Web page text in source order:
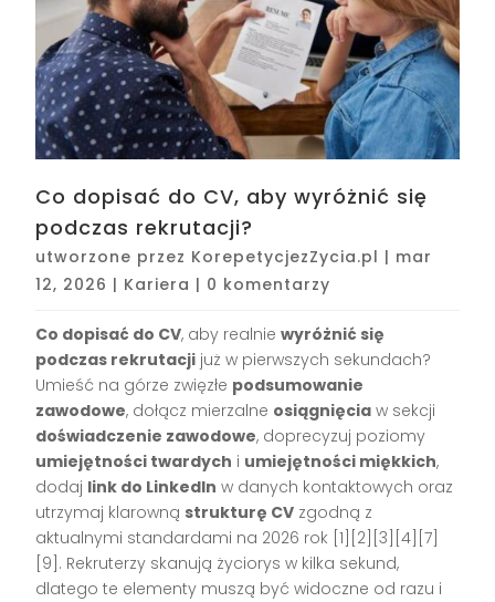
Co dopisać do CV, aby wyróżnić się
podczas rekrutacji?
utworzone przez KorepetycjezZycia.pl | mar
12, 2026 | Kariera | 0 komentarzy
Co dopisać do CV, aby realniewyróżnić się
podczas rekrutacji już w pierwszych sekundach?
Umieść na górze zwięzłe podsumowanie
zawodowe, dołącz mierzalne osiągnięcia w sekcji
doświadczenie zawodowe, doprecyzuj poziomy
umiejętności twardych i umiejętności miękkich,
dodaj link do LinkedIn w danych kontaktowych oraz
utrzymaj klarowną strukturę CV zgodną z
aktualnymi standardami na 2026 rok [1][2][3][4][7]
[9]. Rekruterzy skanują życiorys w kilka sekund,
dlatego te elementy muszą być widoczne od razu i